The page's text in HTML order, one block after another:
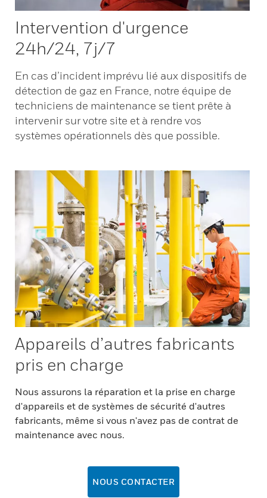
Intervention d'urgence
24h/24, 7j/7
En cas d’incident imprévu lié aux dispositifs de
détection de gaz en France, notre équipe de
techniciens de maintenance se tient prête à
intervenir sur votre site et à rendre vos
systèmes opérationnels dès que possible.
Appareils d’autres fabricants
pris en charge
Nous assurons la réparation et la prise en charge
d'appareils et de systèmes de sécurité d'autres
fabricants, même si vous n'avez pas de contrat de
maintenance avec nous.
NOUS CONTACTER